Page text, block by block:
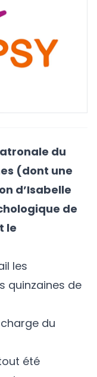
du
(dont une
d’Isabelle
de
le
les
quinzaines de
du
été